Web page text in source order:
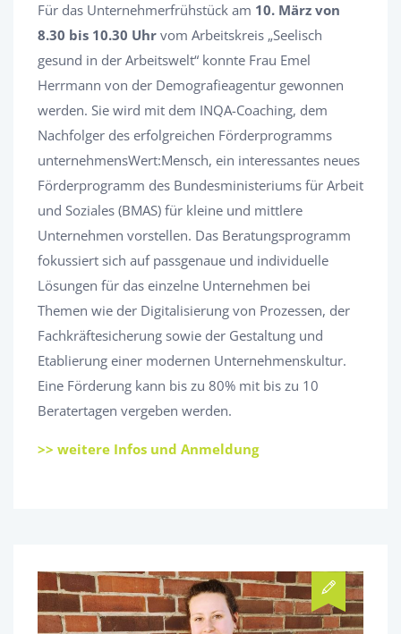
Für das Unternehmerfrühstück am 10. März von
8.30 bis 10.30 Uhr vom Arbeitskreis „Seelisch
gesund in der Arbeitswelt“ konnte Frau Emel
Herrmann von der Demografieagentur gewonnen
werden. Sie wird mit dem INQA-Coaching, dem
Nachfolger des erfolgreichen Förderprogramms
unternehmensWert:Mensch, ein interessantes neues
Förderprogramm des Bundesministeriums für Arbeit
und Soziales (BMAS) für kleine und mittlere
Unternehmen vorstellen. Das Beratungsprogramm
fokussiert sich auf passgenaue und individuelle
Lösungen für das einzelne Unternehmen bei
Themen wie der Digitalisierung von Prozessen, der
Fachkräftesicherung sowie der Gestaltung und
Etablierung einer modernen Unternehmenskultur.
Eine Förderung kann bis zu 80% mit bis zu 10
Beratertagen vergeben werden.
>> weitere Infos und Anmeldung